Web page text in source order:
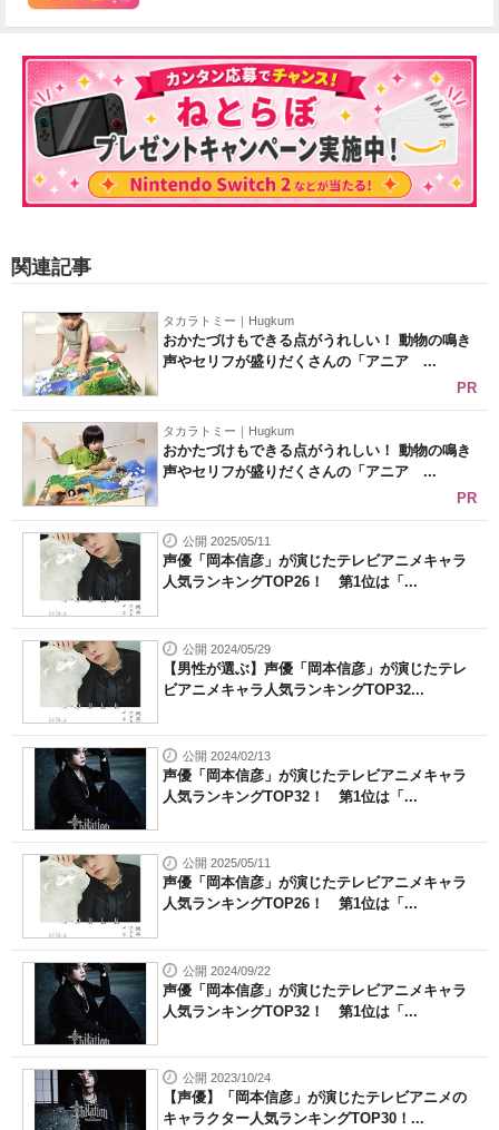
関連記事
タカラトミー｜Hugkum
おかたづけもできる点がうれしい！ 動物の鳴き
声やセリフが盛りだくさんの「アニア ...
PR
タカラトミー｜Hugkum
おかたづけもできる点がうれしい！ 動物の鳴き
声やセリフが盛りだくさんの「アニア ...
PR
公開 2025/05/11
声優「岡本信彦」が演じたテレビアニメキャラ
人気ランキングTOP26！ 第1位は「...
公開 2024/05/29
【男性が選ぶ】声優「岡本信彦」が演じたテレ
ビアニメキャラ人気ランキングTOP32...
公開 2024/02/13
声優「岡本信彦」が演じたテレビアニメキャラ
人気ランキングTOP32！ 第1位は「...
公開 2025/05/11
声優「岡本信彦」が演じたテレビアニメキャラ
人気ランキングTOP26！ 第1位は「...
公開 2024/09/22
声優「岡本信彦」が演じたテレビアニメキャラ
人気ランキングTOP32！ 第1位は「...
公開 2023/10/24
【声優】「岡本信彦」が演じたテレビアニメの
キャラクター人気ランキングTOP30！...